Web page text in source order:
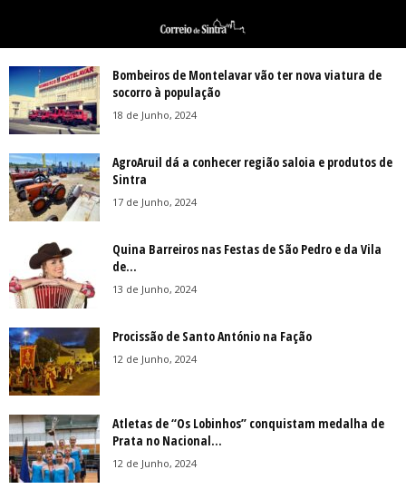
Bombeiros de Montelavar vão ter nova viatura de
socorro à população
18 de Junho, 2024
AgroAruil dá a conhecer região saloia e produtos de
Sintra
17 de Junho, 2024
Quina Barreiros nas Festas de São Pedro e da Vila
de...
13 de Junho, 2024
Procissão de Santo António na Fação
12 de Junho, 2024
Atletas de “Os Lobinhos” conquistam medalha de
Prata no Nacional...
12 de Junho, 2024